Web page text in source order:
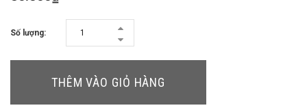
Số lượng:
THÊM VÀO GIỎ HÀNG